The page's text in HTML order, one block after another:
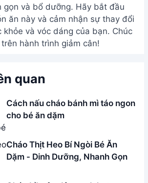
gọn và bổ dưỡng. Hãy bắt đầu
ăn này và cảm nhận sự thay đổi
và vóc dáng của bạn. Chúc
hành trình giảm cân!
quan
Cách nấu cháo bánh mì táo ngon
cho bé ăn dặm
Cháo Thịt Heo Bí Ngòi Bé Ăn
Dặm - Dinh Dưỡng, Nhanh Gọn